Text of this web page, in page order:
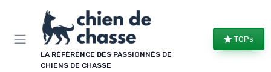
LA RÉFÉRENCE DES PASSIONNÉS DE
CHIENS DE CHASSE
TOPs
Panneau de gestion des cookies